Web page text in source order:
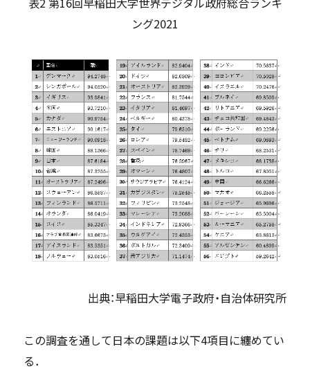
ング2021
出典：早稲田大学電子政府・自治体研究所
この調査を通して日本の課題は以下4項目に纏めてい
る．